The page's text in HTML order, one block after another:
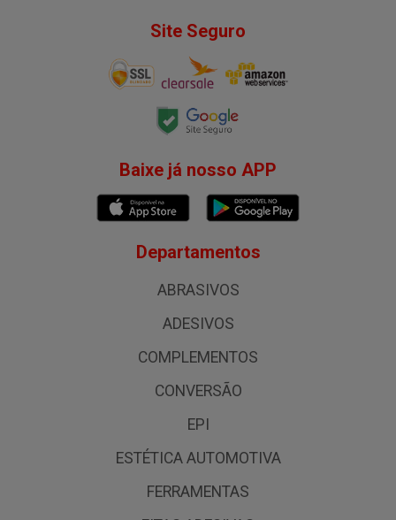
Site Seguro
Baixe já nosso APP
Departamentos
ABRASIVOS
ADESIVOS
COMPLEMENTOS
CONVERSÃO
EPI
ESTÉTICA AUTOMOTIVA
FERRAMENTAS